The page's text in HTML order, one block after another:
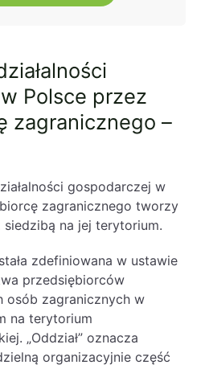
Polsce przez
zagranicznego –
gospodarczej w
zagranicznego tworzy
siedzibą na jej terytorium.
zdefiniowana w ustawie
przedsiębiorców
osób zagranicznych w
na terytorium
„Oddział” oznacza
organizacyjnie część